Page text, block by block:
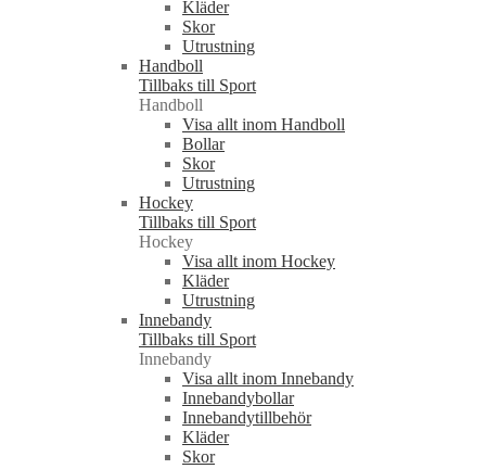
Kläder
Skor
Utrustning
Handboll
Tillbaks till Sport
Handboll
Visa allt inom Handboll
Bollar
Skor
Utrustning
Hockey
Tillbaks till Sport
Hockey
Visa allt inom Hockey
Kläder
Utrustning
Innebandy
Tillbaks till Sport
Innebandy
Visa allt inom Innebandy
Innebandybollar
Innebandytillbehör
Kläder
Skor